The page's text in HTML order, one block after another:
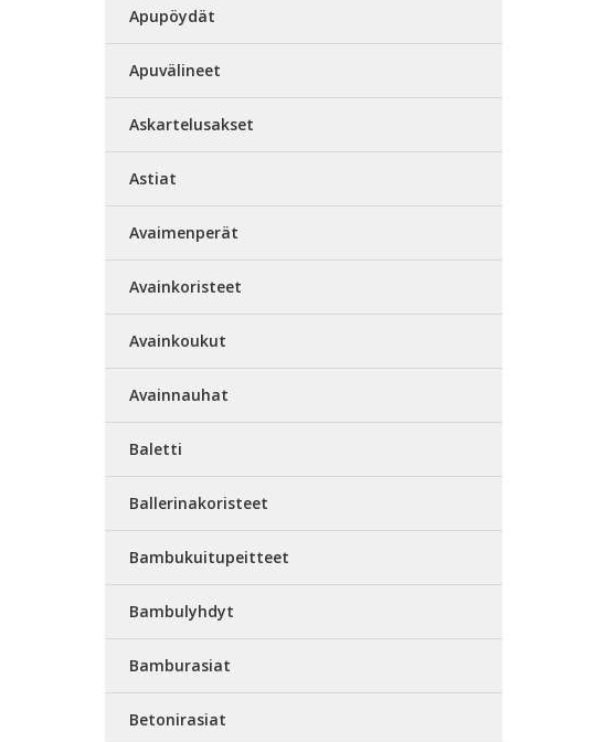
Apupöydät
Apuvälineet
Askartelusakset
Astiat
Avaimenperät
Avainkoristeet
Avainkoukut
Avainnauhat
Baletti
Ballerinakoristeet
Bambukuitupeitteet
Bambulyhdyt
Bamburasiat
Betonirasiat